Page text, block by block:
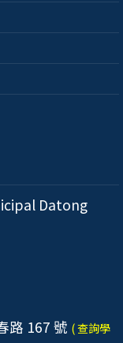
Datong
路 167 號 ( 查詢學